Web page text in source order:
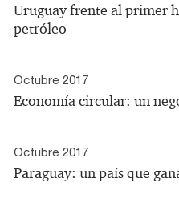
Uruguay frente al primer
petróleo
Octubre 2017
Economía circular: un
Octubre 2017
Paraguay: un país que